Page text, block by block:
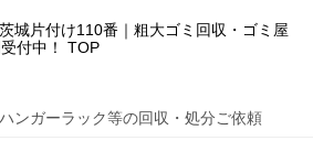
城片付け110番｜粗大ゴミ回収・ゴミ屋
付中！
TOP
ンガーラック等の回収・処分ご依頼